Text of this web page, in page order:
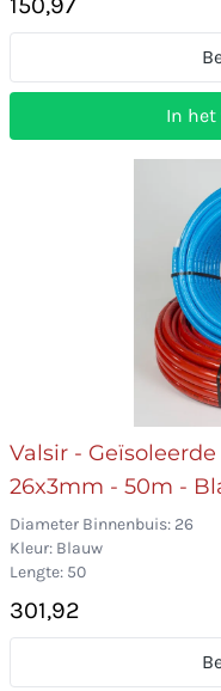
In
Valsir -
26x3mm - 50m -
Diameter Binnenbuis: 26
Kleur: Blauw
Lengte: 50
301,92